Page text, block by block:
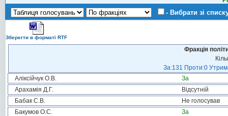
- Вибрати зі
Зберегти в форматі RTF
Фракція
За:131 Проти:0
Аліксійчук О.В.
За
Арахамія Д.Г.
Відсутній
Бабак С.В.
Не голосував
Бакумов О.С.
За